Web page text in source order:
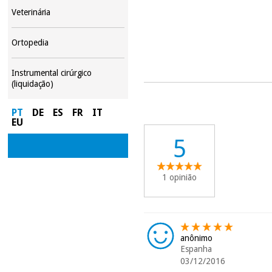
Veterinária
Ortopedia
Instrumental cirúrgico
(liquidação)
PT DE ES FR
IT
EU
5
1 opinião
anônimo
Espanha
03/12/2016